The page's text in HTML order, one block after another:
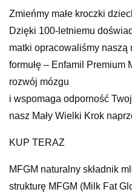
Zmieńmy małe kroczki
Dzięki 100-letniemu
matki opracowaliśmy
formułę – Enfamil Premium
rozwój mózgu
i wspomaga odporność
nasz Mały Wielki Krok
KUP TERAZ
MFGM naturalny składnik
strukturę MFGM (Milk Fat